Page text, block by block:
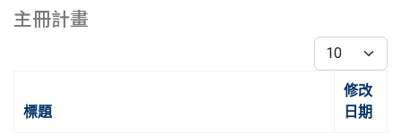
主冊計畫
每頁顯示條數
標題
修改
日期